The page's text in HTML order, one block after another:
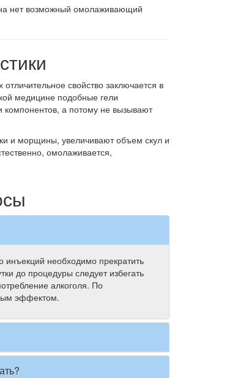
нет возможный омолаживающий
свойство заключается в
медицине подобные гели
компонентов, а потому не вызывают
и морщины, увеличивают объем скул и
омолаживается,
инъекций необходимо прекратить
до процедуры следует избегать
алкоголя. По
эффектом.